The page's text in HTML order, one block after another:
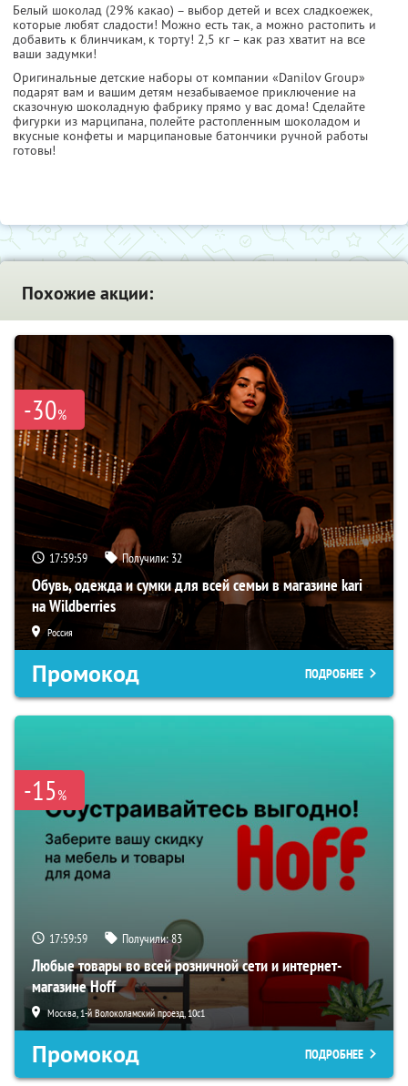
Белый шоколад (29% какао) – выбор детей и всех сладкоежек,
которые любят сладости! Можно есть так, а можно растопить и
добавить к блинчикам, к торту! 2,5 кг – как раз хватит на все
ваши задумки!
Оригинальные детские наборы от компании «Danilov Group»
подарят вам и вашим детям незабываемое приключение на
сказочную шоколадную фабрику прямо у вас дома! Сделайте
фигурки из марципана, полейте растопленным шоколадом и
вкусные конфеты и марципановые батончики ручной работы
готовы!
Похожие акции:
-30%
17:59:58 Получили: 32
Обувь, одежда и сумки для всей семьи в магазине kari
на Wildberries
Россия
Промокод ПОДРОБНЕЕ
-15%
17:59:58 Получили:83
Любые товары во всей розничной сети и интернет-
магазине Hoff
Москва, 1-й Волоколамский проезд, 10с1
Промокод ПОДРОБНЕЕ